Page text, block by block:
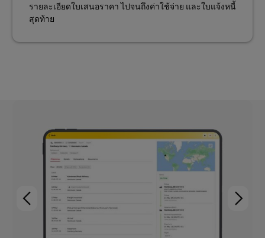
รายละเอียดใบเสนอราคา ไปจนถึงค่าใช้จ่าย และใบแจ้งหนี้
สุดท้าย